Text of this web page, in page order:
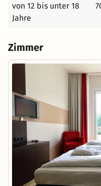
von 12 bis unter 18
Jahre
Zimmer